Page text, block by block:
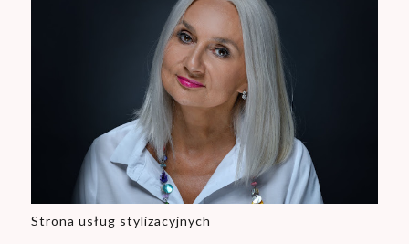
Strona usług stylizacyjnych